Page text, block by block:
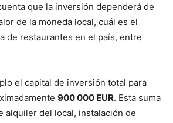
que la inversión dependerá de
de la moneda local, cuál es el
de restaurantes en el país, entre
el capital de inversión total para
900 000 EUR. Esta suma
alquiler del local, instalación de